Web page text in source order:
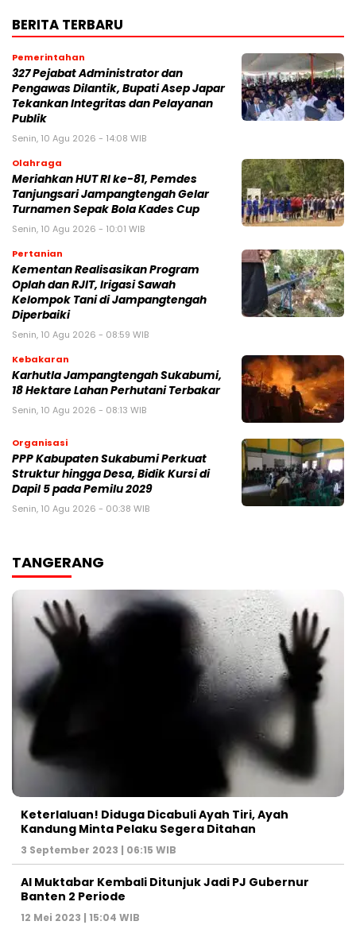
BERITA TERBARU
Pemerintahan
327 Pejabat Administrator dan
Pengawas Dilantik, Bupati Asep Japar
Tekankan Integritas dan Pelayanan
Publik
Senin, 10 Agu 2026 - 14:08 WIB
Olahraga
Meriahkan HUT RI ke-81, Pemdes
Tanjungsari Jampangtengah Gelar
Turnamen Sepak Bola Kades Cup
Senin, 10 Agu 2026 - 10:01 WIB
Pertanian
Kementan Realisasikan Program
Oplah dan RJIT, Irigasi Sawah
Kelompok Tani di Jampangtengah
Diperbaiki
Senin, 10 Agu 2026 - 08:59 WIB
Kebakaran
‎Karhutla Jampangtengah Sukabumi,
18 Hektare Lahan Perhutani Terbakar
Senin, 10 Agu 2026 - 08:13 WIB
Organisasi
PPP Kabupaten Sukabumi Perkuat
Struktur hingga Desa, Bidik Kursi di
Dapil 5 pada Pemilu 2029
Senin, 10 Agu 2026 - 00:38 WIB
TANGERANG
Keterlaluan! Diduga Dicabuli Ayah Tiri, Ayah
Kandung Minta Pelaku Segera Ditahan
3 September 2023 | 06:15 WIB
Al Muktabar Kembali Ditunjuk Jadi PJ Gubernur
Banten 2 Periode
12 Mei 2023 | 15:04 WIB